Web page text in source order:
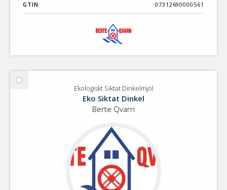
GTIN 07312690000561
Välj
Ekologiskt Siktat Dinkelmjöl
Eko Siktat Dinkel
Berte Qvarn